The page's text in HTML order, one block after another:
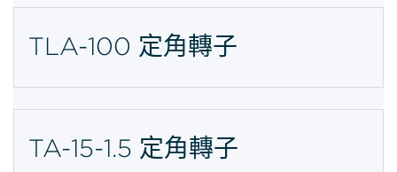
TLA-100 定角轉子
TA-15-1.5 定角轉子